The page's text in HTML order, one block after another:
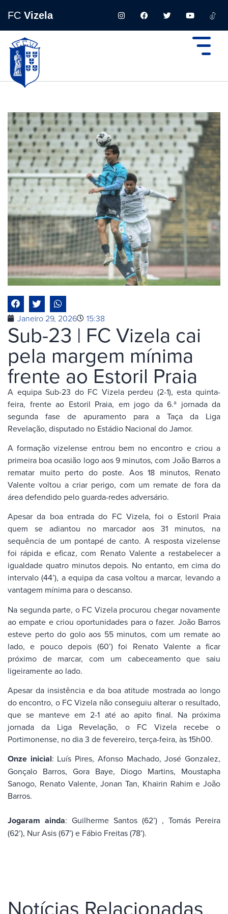
FC Vizela
Janeiro 29, 2026 15:38
Sub-23 | FC Vizela cai
pela margem mínima
frente ao Estoril Praia
A equipa Sub-23 do FC Vizela perdeu (2-1), esta quinta-
feira, frente ao Estoril Praia, em jogo da 6.ª jornada da
segunda fase de apuramento para a Taça da Liga
Revelação, disputado no Estádio Nacional do Jamor.
A formação vizelense entrou bem no encontro e criou a
primeira boa ocasião logo aos 9 minutos, com João Barros a
rematar muito perto do poste. Aos 18 minutos, Renato
Valente voltou a criar perigo, com um remate de fora da
área defendido pelo guarda-redes adversário.
Apesar da boa entrada do FC Vizela, foi o Estoril Praia
quem se adiantou no marcador aos 31 minutos, na
sequência de um pontapé de canto. A resposta vizelense
foi rápida e eficaz, com Renato Valente a restabelecer a
igualdade quatro minutos depois. No entanto, em cima do
intervalo (44’), a equipa da casa voltou a marcar, levando a
vantagem mínima para o descanso.
Na segunda parte, o FC Vizela procurou chegar novamente
ao empate e criou oportunidades para o fazer. João Barros
esteve perto do golo aos 55 minutos, com um remate ao
lado, e pouco depois (60’) foi Renato Valente a ficar
próximo de marcar, com um cabeceamento que saiu
ligeiramente ao lado.
Apesar da insistência e da boa atitude mostrada ao longo
do encontro, o FC Vizela não conseguiu alterar o resultado,
que se manteve em 2-1 até ao apito final. Na próxima
jornada da Liga Revelação, o FC Vizela recebe o
Portimonense, no dia 3 de fevereiro, terça-feira, às 15h00.
Onze inicial: Luís Pires, Afonso Machado, José Gonzalez,
Gonçalo Barros, Gora Baye, Diogo Martins, Moustapha
Sanogo, Renato Valente, Jonan Tan, Khairin Rahim e João
Barros.
Jogaram ainda: Guilherme Santos (62’) , Tomás Pereira
(62’), Nur Asis (67’) e Fábio Freitas (78’).
Notícias Relacionadas